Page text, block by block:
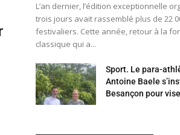
L’an dernier, l’édition exceptionnelle
trois jours avait rassemblé plus de 22
festivaliers. Cette année, retour à la
classique qui a...
Sport. Le para-
Antoine Baele
Besançon pour